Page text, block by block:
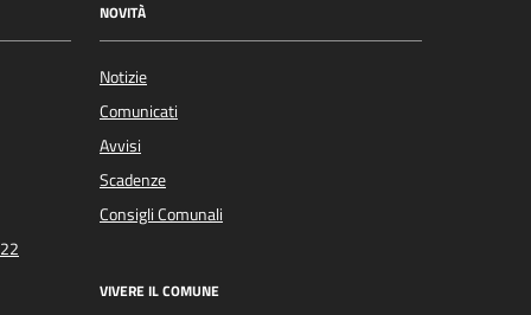
NOVITÀ
Notizie
Comunicati
Avvisi
Scadenze
Consigli Comunali
VIVERE IL COMUNE